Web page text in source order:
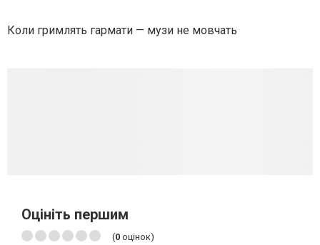
Коли гримлять гармати — музи не мовчать
Оцініть першим
(0 оцінок)